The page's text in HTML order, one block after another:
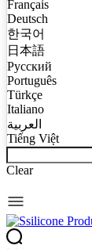
Français
Deutsch
한국어
日本語
Русский
Português
Türkçe
Italiano
العربية
Tiếng Việt
Clear